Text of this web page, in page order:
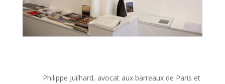
Philippe Juilhard, avocat aux barreaux de Paris et